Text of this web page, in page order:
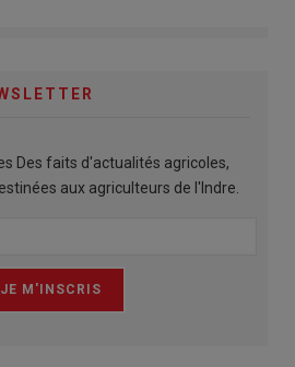
Des faits d'actualités agricoles,
aux agriculteurs de l'Indre.